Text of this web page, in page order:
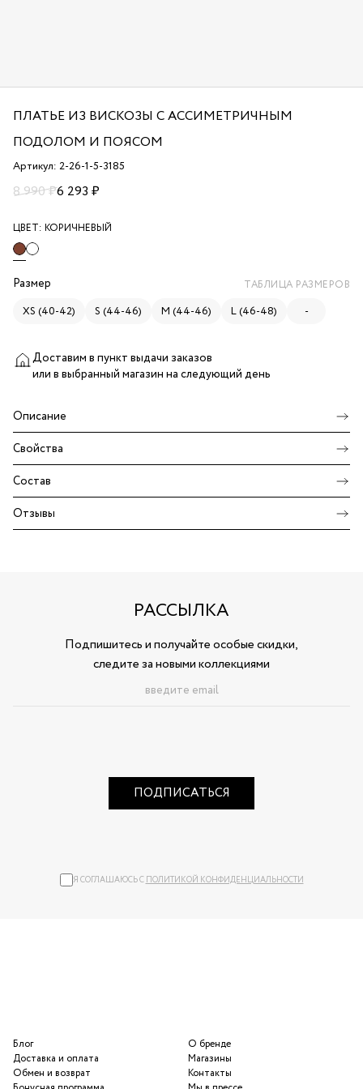
ПЛАТЬЕ ИЗ ВИСКОЗЫ С АССИМЕТРИЧНЫМ
ПОДОЛОМ И ПОЯСОМ
Артикул: 2-26-1-5-3185
8 990 ₽6 293 ₽
ЦВЕТ: КОРИЧНЕВЫЙ
Размер ТАБЛИЦА РАЗМЕРОВ
XS (40-42) S (44-46) M (44-46) L (46-48) -
Доставим в пункт выдачи заказов
или в выбранный магазин на следующий день
Описание
Свойства
Состав
Отзывы
РАССЫЛКА
Подпишитесь и получайте особые скидки,
следите за новыми коллекциями
ПОДПИСАТЬСЯ
Я СОГЛАШАЮСЬ СПОЛИТИКОЙ КОНФИДЕНЦИАЛЬНОСТИ
О бренде
Магазины
Контакты
Блог
Доставка и оплата
Обмен и возврат